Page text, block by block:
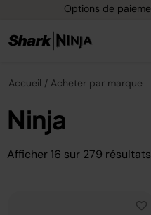
avec Klarna
Accueil Acheter par marque
Ninja
Afficher 16 sur 279 résultats